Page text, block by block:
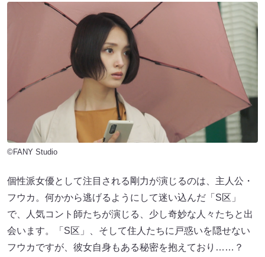
©FANY Studio
個性派女優として注目される剛力が演じるのは、主人公・
フウカ。何かから逃げるようにして迷い込んだ「S区」
で、人気コント師たちが演じる、少し奇妙な人々たちと出
会います。「S区」、そして住人たちに戸惑いを隠せない
フウカですが、彼女自身もある秘密を抱えており……？